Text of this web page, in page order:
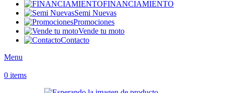
FINANCIAMIENTO
Semi Nuevas
Promociones
Vende tu moto
Contacto
Menu
0 items